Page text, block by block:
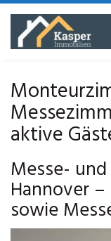
Skip
main
aktive
Messe-
Hannover
sowie